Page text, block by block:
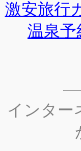
激安旅行
温泉予
インター